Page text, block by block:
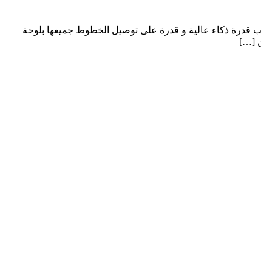
قدرة ذكاء عالية و قدرة على توصيل الخطوط جميعها بلوحة
[…]